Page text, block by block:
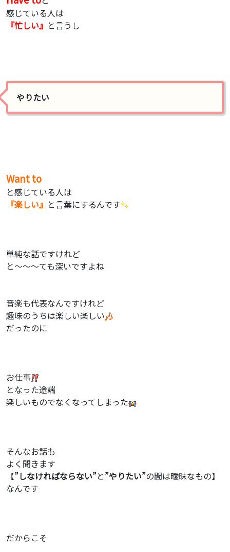
感じている人は
『忙しい』 と言うし
やりたい
Want to
と感じている人は
『楽しい』 と言葉にするんです
単純な話ですけれど
と〜〜〜ても深いですよね
音楽も代表なんですけれど
趣味のうちは楽しい楽しい
だったのに
お仕事
となった途端
楽しいものでなくなってしまった
そんなお話も
よく聞きます
【”しなければならない”と”やりたい”の間は曖昧なもの】
なんです
だからこそ